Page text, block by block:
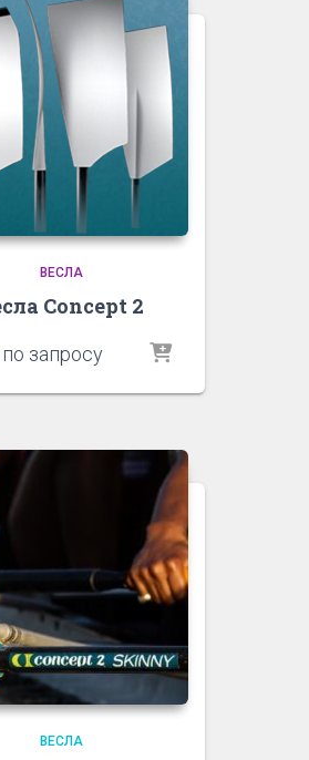
ВЕСЛА
Concept 2
запросу
ВЕСЛА